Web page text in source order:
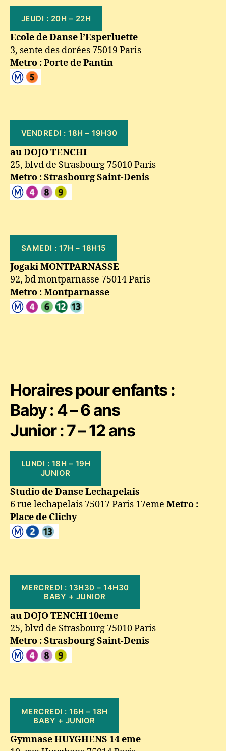
JEUDI : 20H – 22H
Ecole de Danse l’Esperluette
3, sente des dorées 75019 Paris
Metro : Porte de Pantin
VENDREDI : 18H – 19H30
au DOJO TENCHI
25, blvd de Strasbourg 75010 Paris
Metro : Strasbourg Saint-Denis
SAMEDI : 17H – 18H15
Jogaki MONTPARNASSE
92, bd montparnasse 75014 Paris
Metro : Montparnasse
Horaires pour enfants :
Baby : 4 – 6 ans
Junior : 7 – 12 ans
LUNDI : 18H – 19H
JUNIOR
Studio de Danse Lechapelais
6 rue lechapelais 75017 Paris 17eme Metro :
Place de Clichy
MERCREDI : 13H30 – 14H30
BABY + JUNIOR
au DOJO TENCHI 10eme
25, blvd de Strasbourg 75010 Paris
Metro : Strasbourg Saint-Denis
MERCREDI : 16H – 18H
BABY + JUNIOR
Gymnase HUYGHENS 14 eme